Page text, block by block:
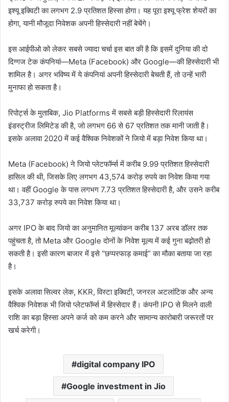
इश्यू इक्विटी का लगभग 2.9 प्रतिशत हिस्सा होगा। यह पूरा इश्यू फ्रेश शेयरों का
होगा, यानी मौजूदा निवेशक अपनी हिस्सेदारी नहीं बेचेंगे।
इस आईपीओ को लेकर सबसे ज्यादा चर्चा इस बात की है कि इसमें दुनिया की दो
दिग्गज टेक कंपनियां—Meta (Facebook) और Google—की हिस्सेदारी भी
शामिल है। अगर भविष्य में ये कंपनियां अपनी हिस्सेदारी बेचती हैं, तो उन्हें भारी
मुनाफा हो सकता है।
रिपोर्ट्स के मुताबिक, Jio Platforms में सबसे बड़ी हिस्सेदारी रिलायंस
इंडस्ट्रीज लिमिटेड की है, जो लगभग 66 से 67 प्रतिशत तक मानी जाती है।
इसके अलावा 2020 में कई वैश्विक निवेशकों ने जियो में बड़ा निवेश किया था।
Meta (Facebook) ने जियो प्लेटफॉर्म्स में करीब 9.99 प्रतिशत हिस्सेदारी
हासिल की थी, जिसके लिए लगभग 43,574 करोड़ रुपये का निवेश किया गया
था। वहीं Google के पास लगभग 7.73 प्रतिशत हिस्सेदारी है, और उसने करीब
33,737 करोड़ रुपये का निवेश किया था।
अगर IPO के बाद जियो का अनुमानित मूल्यांकन करीब 137 अरब डॉलर तक
पहुंचता है, तो Meta और Google दोनों के निवेश मूल्य में कई गुना बढ़ोतरी हो
सकती है। इसी कारण बाजार में इसे “छप्परफाड़ कमाई” का मौका बताया जा रहा
है।
इसके अलावा सिल्वर लेक, KKR, विस्टा इक्विटी, जनरल अटलांटिक और अन्य
वैश्विक निवेशक भी जियो प्लेटफॉर्म्स में हिस्सेदार हैं। कंपनी IPO से मिलने वाली
राशि का बड़ा हिस्सा अपने कर्ज को कम करने और सामान्य कारोबारी जरूरतों पर
खर्च करेगी।
digital company IPO
Google investment in Jio